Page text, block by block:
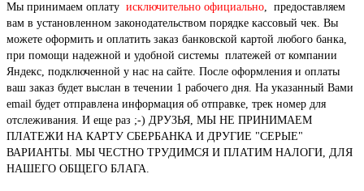
Мы принимаем оплату исключительно официально, предоставляем
вам в установленном законодательством порядке кассовый чек. Вы
можете оформить и оплатить заказ банковской картой любого банка,
при помощи надежной и удобной системы платежей от компании
Яндекс, подключенной у нас на сайте. После оформления и оплаты
ваш заказ будет выслан в течении 1 рабочего дня. На указанный Вами
email будет отправлена информация об отправке, трек номер для
отслеживания. И еще раз ;-) ДРУЗЬЯ, МЫ НЕ ПРИНИМАЕМ
ПЛАТЕЖИ НА КАРТУ СБЕРБАНКА И ДРУГИЕ "СЕРЫЕ"
ВАРИАНТЫ. МЫ ЧЕСТНО ТРУДИМСЯ И ПЛАТИМ НАЛОГИ, ДЛЯ
НАШЕГО ОБЩЕГО БЛАГА.